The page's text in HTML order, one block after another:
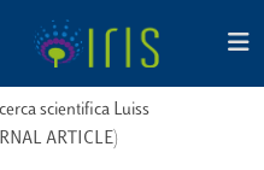
scientifica Luiss
ARTICLE)